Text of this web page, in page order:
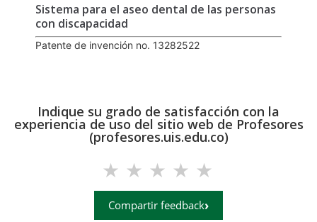
Sistema para el aseo dental de las personas
con discapacidad
Patente de invención no. 13282522
Indique su grado de satisfacción con la
experiencia de uso del sitio web de Profesores
(profesores.uis.edu.co)